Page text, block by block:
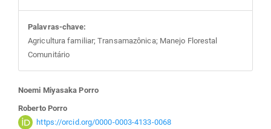
Palavras-chave:
Agricultura familiar; Transamazônica; Manejo Florestal
Comunitário
Conteúdo
Noemi Miyasaka Porro
Roberto Porro
https://orcid.org/0000-0003-4133-0068